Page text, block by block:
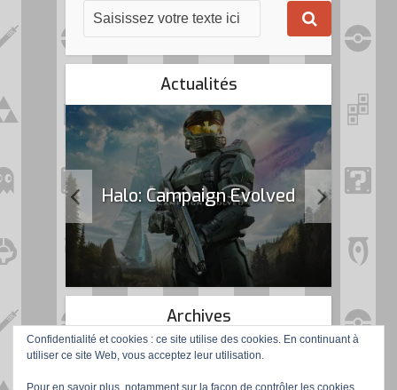
Actualités
Halo: Campaign Evolved
Archives
Confidentialité et cookies : ce site utilise des cookies. En continuant à
utiliser ce site Web, vous acceptez leur utilisation.
Pour en savoir plus, notamment sur la façon de contrôler les cookies,